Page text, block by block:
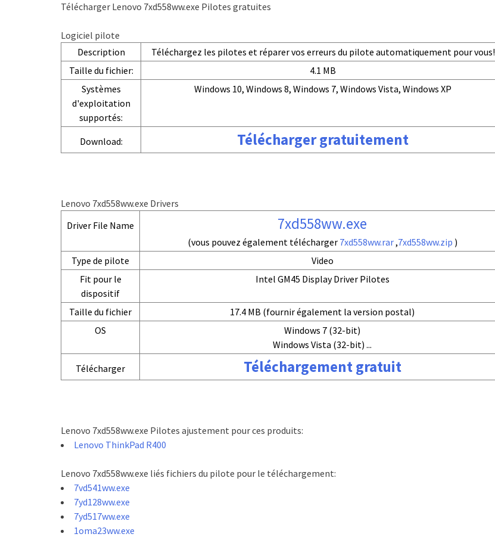
Télécharger Lenovo 7xd558ww.exe Pilotes gratuites
Logiciel pilote
Description
Téléchargez les pilotes et réparer vos erreurs du pilote automatiquement pour vous!
Taille du fichier:
4.1 MB
Systèmes
d'exploitation
supportés:
Windows 10, Windows 8, Windows 7, Windows Vista, Windows XP
Download: Télécharger gratuitement
Lenovo 7xd558ww.exe Drivers
Driver File Name
7xd558ww.exe
(vous pouvez également télécharger 7xd558ww.rar,7xd558ww.zip )
Type de pilote
Video
Fit pour le
dispositif
Intel GM45 Display Driver Pilotes
Taille du fichier
17.4 MB (fournir également la version postal)
OS
Windows 7 (32-bit)
Windows Vista (32-bit) ...
Télécharger
Téléchargement gratuit
Lenovo 7xd558ww.exe Pilotes ajustement pour ces produits:
Lenovo ThinkPad R400
Lenovo 7xd558ww.exe liés fichiers du pilote pour le téléchargement:
7vd541ww.exe
7yd128ww.exe
7yd517ww.exe
1oma23ww.exe